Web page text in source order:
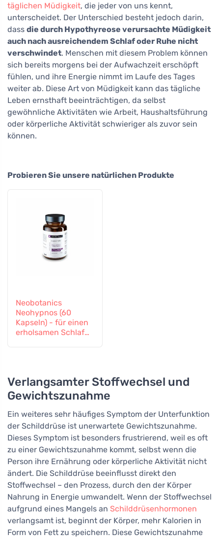
täglichen Müdigkeit, die jeder von uns kennt,
unterscheidet. Der Unterschied besteht jedoch darin,
dass die durch Hypothyreose verursachte Müdigkeit
auch nach ausreichendem Schlaf oder Ruhe nicht
verschwindet. Menschen mit diesem Problem können
sich bereits morgens bei der Aufwachzeit erschöpft
fühlen, und ihre Energie nimmt im Laufe des Tages
weiter ab. Diese Art von Müdigkeit kann das tägliche
Leben ernsthaft beeinträchtigen, da selbst
gewöhnliche Aktivitäten wie Arbeit, Haushaltsführung
oder körperliche Aktivität schwieriger als zuvor sein
können.
Probieren Sie unsere natürlichen Produkte
Neobotanics
Neohypnos (60
Kapseln) - für einen
erholsamen Schlaf
Verlangsamter Stoffwechsel und
Gewichtszunahme
Ein weiteres sehr häufiges Symptom der Unterfunktion
der Schilddrüse ist unerwartete Gewichtszunahme.
Dieses Symptom ist besonders frustrierend, weil es oft
zu einer Gewichtszunahme kommt, selbst wenn die
Person ihre Ernährung oder körperliche Aktivität nicht
ändert. Die Schilddrüse beeinflusst direkt den
Stoffwechsel – den Prozess, durch den der Körper
Nahrung in Energie umwandelt. Wenn der Stoffwechsel
aufgrund eines Mangels an Schilddrüsenhormonen
verlangsamt ist, beginnt der Körper, mehr Kalorien in
Form von Fett zu speichern. Diese Gewichtszunahme